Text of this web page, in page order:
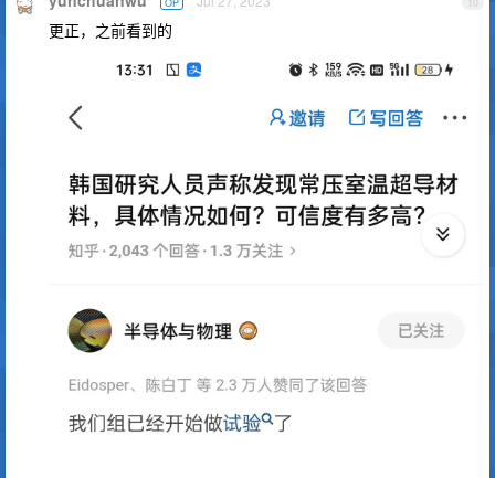
更正，之前看到的